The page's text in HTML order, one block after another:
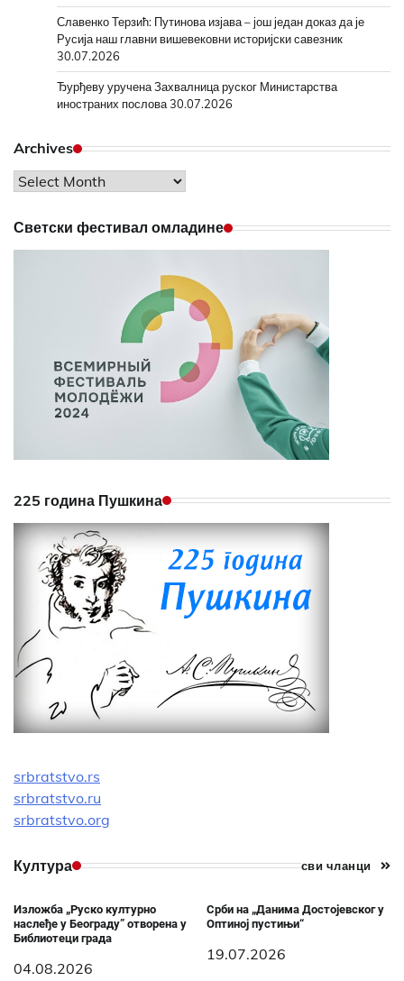
Славенко Терзић: Путинова изјава – још један доказ да је
Русија наш главни вишевековни историјски савезник
30.07.2026
Ђурђеву уручена Захвалница руског Министарства
иностраних послова30.07.2026
Archives
Archives
Светски фестивал омладине
225 година Пушкина
srbratstvo.rs
srbratstvo.ru
srbratstvo.org
Култура сви чланци
Изложба „Руско културно
наслеђе у Београду” отворена у
Библиотеци града
04.08.2026
Срби на „Данима Достојевског у
Оптиној пустињи“
19.07.2026